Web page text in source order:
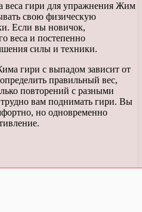
веса гири для упражнения Жим
свою физическую
Если вы новичок,
веса и постепенно
силы и техники.
гири с выпадом зависит от
правильный вес,
повторений с разными
вам поднимать гири. Вы
но одновременно